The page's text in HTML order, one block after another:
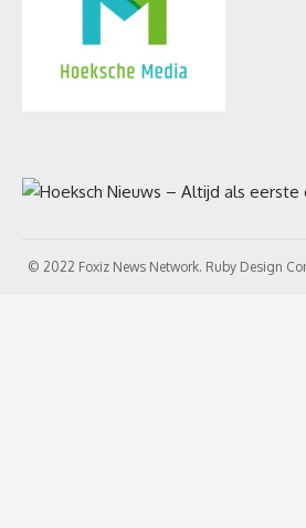
© 2022 Foxiz News Network. Ruby Design